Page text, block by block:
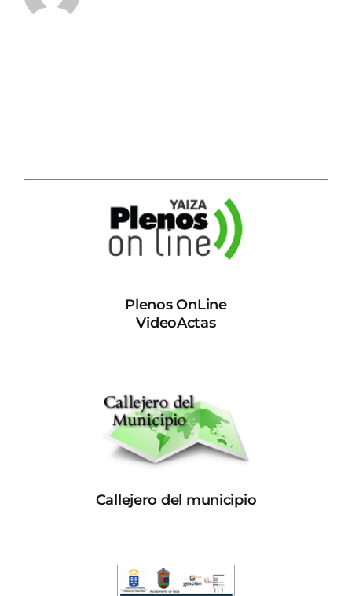
Plenos OnLine
VideoActas
Callejero del municipio